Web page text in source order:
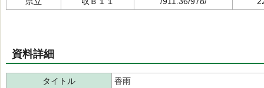
資料詳細
タイトル
香雨